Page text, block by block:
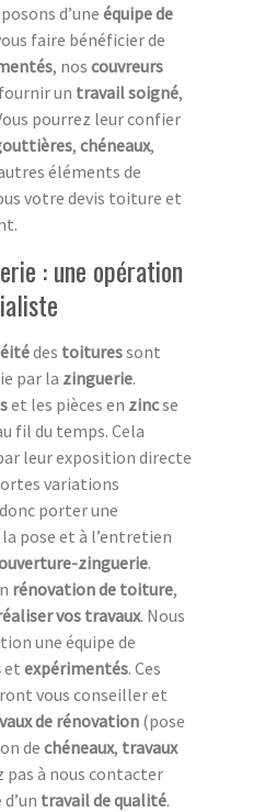
d’une équipe de
faire bénéficier de
, nos couvreurs
un travail soigné,
pourrez leur confier
, chéneaux,
éléments de
votre devis toiture et
: une opération
des toituressont
par la zinguerie.
et les pièces en zincse
fil du temps. Cela
leur exposition directe
variations
porter une
pose et à l’entretien
zinguerie.
rénovation de toiture,
vos travaux. Nous
une équipe de
et expérimentés. Ces
vous conseiller et
de rénovation (pose
dechéneaux, travaux
pas à nous contacter
travail de qualité.